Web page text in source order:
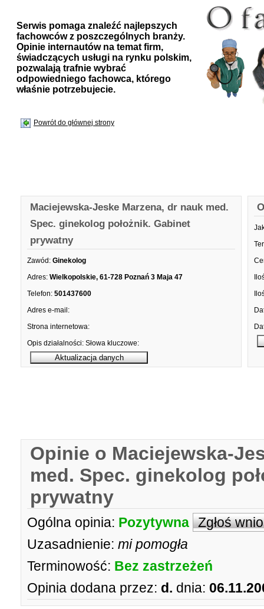
Serwis pomaga znaleźć najlepszych
fachowców z poszczególnych branży.
Opinie internautów na temat firm,
świadczących usługi na rynku polskim,
pozwalają trafnie wybrać
odpowiedniego fachowca, którego
właśnie potrzebujecie.
Powrót do głównej strony
Maciejewska-Jeske Marzena, dr nauk med.
Spec. ginekolog położnik. Gabinet
prywatny
Zawód: Ginekolog
Adres: Wielkopolskie, 61-728 Poznań 3 Maja 47
Telefon: 501437600
Adres e-mail:
Strona internetowa:
Opis działalności: Słowa kluczowe:
Opinie o Maciejewska-
med. Spec. ginekolog
prywatny
Ogólna opinia: Pozytywna Zgłoś
Uzasadnienie: mi pomogła
Terminowość: Bez zastrzeżeń
Opinia dodana przez: d. dnia: